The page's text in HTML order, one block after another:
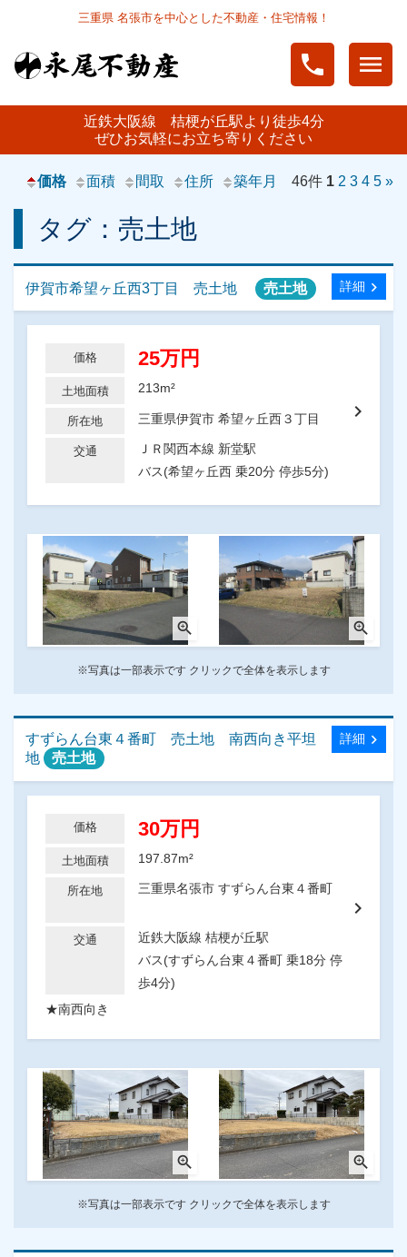
三重県 名張市を中心とした不動産・住宅情報！
phone menu
近鉄大阪線 桔梗が丘駅より徒歩4分
ぜひお気軽にお立ち寄りください
価格 面積 間取 住所 築年月 46件 1 2 3 4 5 »
タグ：売土地
伊賀市希望ヶ丘西3丁目 売土地 売土地 詳細 chevron_right
chevron_right
価格 25万円
土地面積 213m²
所在地 三重県伊賀市 希望ヶ丘西３丁目
交通
ＪＲ関西本線 新堂駅
バス(希望ヶ丘西 乗20分 停歩5分)
zoom_in zoom_in
※写真は一部表示です クリックで全体を表示します
すずらん台東４番町 売土地 南西向き平坦
地
売土地
詳細 chevron_right
chevron_right
価格 30万円
土地面積 197.87m²
所在地 三重県名張市 すずらん台東４番町
交通
近鉄大阪線 桔梗が丘駅
バス(すずらん台東４番町 乗18分 停
歩4分)
★南西向き
zoom_in zoom_in
※写真は一部表示です クリックで全体を表示します